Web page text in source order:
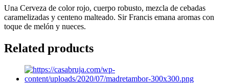
Una Cerveza de color rojo, cuerpo robusto, mezcla de cebadas
caramelizadas y centeno malteado. Sir Francis emana aromas con
toque de melón y nueces.
Related products